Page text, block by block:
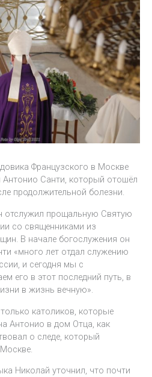
Французского в Москве
Санти, который отошёл
продолжительной болезни.
отслужил прощальную Святую
со священниками из
В начале богослужения он
«много лет отдал служению
и сегодня мы с
его в этот последний путь, в
в жизнь вечную».
католиков, которые
Антонио в дом Отца, как
о следе, который
Николай уточнил, что почти